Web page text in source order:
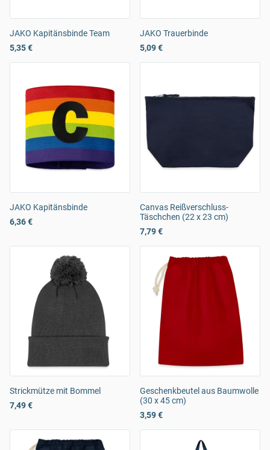
JAKO Kapitänsbinde Team
5,35 €
JAKO Trauerbinde
5,09 €
JAKO Kapitänsbinde
6,36 €
Canvas Reißverschluss-
Täschchen (22 x 23 cm)
7,79 €
Strickmütze mit Bommel
7,49 €
Geschenkbeutel aus Baumwolle
(30 x 45 cm)
3,59 €